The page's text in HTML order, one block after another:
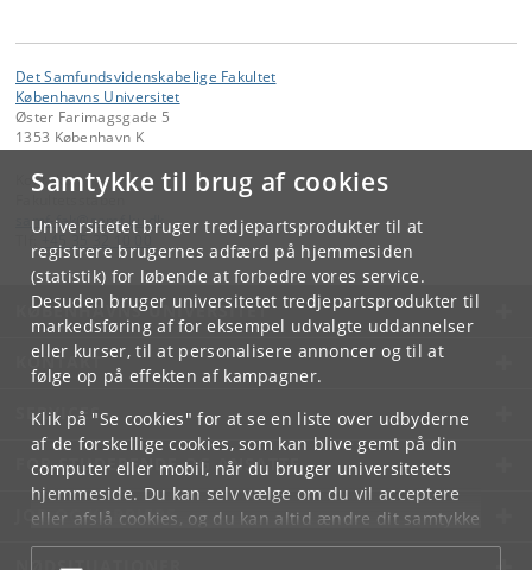
Samtykke til brug af cookies
Universitetet bruger tredjepartsprodukter til at
registrere brugernes adfærd på hjemmesiden
(statistik) for løbende at forbedre vores service.
Desuden bruger universitetet tredjepartsprodukter til
markedsføring af for eksempel udvalgte uddannelser
eller kurser, til at personalisere annoncer og til at
følge op på effekten af kampagner.
Klik på "Se cookies" for at se en liste over udbyderne
af de forskellige cookies, som kan blive gemt på din
computer eller mobil, når du bruger universitetets
hjemmeside. Du kan selv vælge om du vil acceptere
eller afslå cookies, og du kan altid ændre dit samtykke
underCookie- og privatlivspolitiksom du finder i
Det Samfundsvidenskabelige Fakultet
Københavns Universitet
Øster Farimagsgade 5
1353 København K
Kontakt:
Fakultetsstaben
samf-fak @samf.ku.dk
KØBENHAVNS UNIVERSITET
KONTAKT
SERVICES
FOR STUDERENDE OG ANSATTE
JOB OG KARRIERE